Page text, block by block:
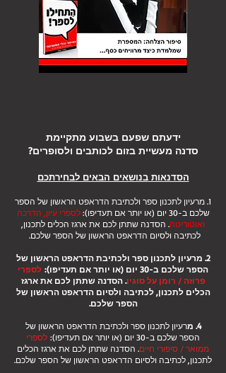
ידעתם שפעם בשבוע מתקיימת
סדנה מעשיית בזום לכותבים ולסופרים?
הסדנאותבנושאים הבאים לבחירתכם
1. מרעיון לתכנון ספר ולכתיבת הדראפט הראשון של הספר
שלכם ב-30 יום (או יותר אם תעדיפו):
לספרי עיון, הדרכה
ואוטוריטה. הסדנה שתתן לכם את ארגז הכלים לתכנון,
לכתיבה ולסיום הדראפט הראשון של הספר שלכם.
2. מרעיון לתכנון ספר ולכתיבת הדראפט הראשון של
הספר שלכם ב-30 יום (או יותר אם תעדיפו):
לספרי
פרוזה / רומן על סוגיו.הסדנה שתתן לכם את ארגז
הכליםלתכנון, לכתיבה ולסיום הדראפט הראשון של
הספר שלכם.
4. מ
רעיון לתכנון ספר ולכתיבת הדראפט הראשון של
הספר שלכם ב-30 יום (או יותר אם תעדיפו):
לספרי
ממואר / סיפורי חיים. הסדנה שתתן לכם את ארגז הכלים
לתכנון, לכתיבה ולסיום הדראפט הראשון של הספר שלכם.